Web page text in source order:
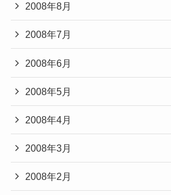
2008年8月
2008年7月
2008年6月
2008年5月
2008年4月
2008年3月
2008年2月